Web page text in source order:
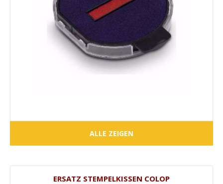
ALLE ZEIGEN
ERSATZ STEMPELKISSEN COLOP